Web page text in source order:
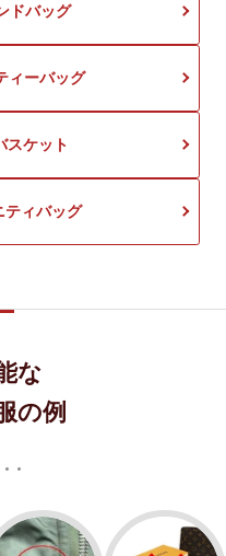
ドバッグ
ィーバッグ
スケット
ィバッグ
な
の例